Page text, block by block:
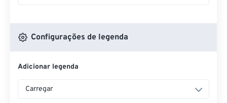
Configurações de legenda
Adicionar legenda
Carregar